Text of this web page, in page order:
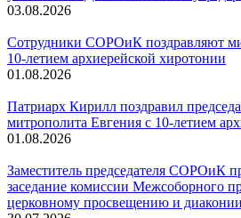
03.08.2026
Сотрудники СОРОиК поздравляют
10-летием архиерейской хиротонии
01.08.2026
Патриарх Кирилл поздравил
митрополита Евгения с 10-летием
01.08.2026
Заместитель председателя СОРОиК
заседание комиссии Межсоборного
церковному просвещению и диаконии